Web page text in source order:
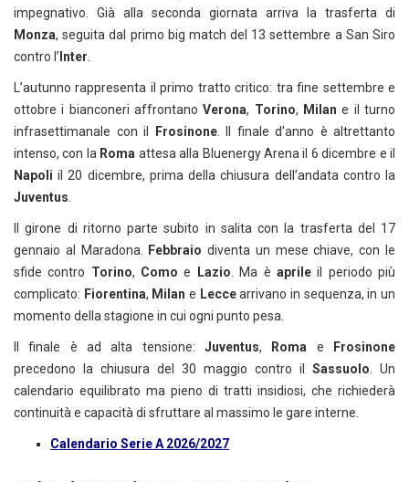
impegnativo. Già alla seconda giornata arriva la trasferta di
Monza, seguita dal primo big match del 13 settembre a San Siro
contro l’ Inter.
L’autunno rappresenta il primo tratto critico: tra fine settembre e
ottobre i bianconeri affrontanoVerona, Torino, Milan e il turno
infrasettimanale con il
Frosinone. Il finale d’anno è altrettanto
intenso, con la Roma attesa alla Bluenergy Arena il 6 dicembre e il
Napoli il 20 dicembre, prima della chiusura dell’andata contro la
Juventus.
Il girone di ritorno parte subito in salita con la trasferta del 17
gennaio al Maradona. Febbraio diventa un mese chiave, con le
sfide contro Torino, Como e Lazio. Ma è aprileil periodo più
complicato: Fiorentina, Milan e Leccearrivano in sequenza, in un
momento della stagione in cui ogni punto pesa.
Il finale è ad alta tensione: Juventus, Roma e
Frosinone
precedono la chiusura del 30 maggio contro il Sassuolo. Un
calendario equilibrato ma pieno di tratti insidiosi, che richiederà
continuità e capacità di sfruttare al massimo le gare interne.
Calendario Serie A 2026/2027